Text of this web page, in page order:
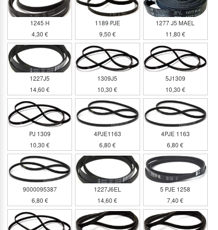
1245 H
4,30 €
1189 PJE
9,50 €
1277 J5 MAEL
11,80 €
1227J5
14,60 €
1309J5
10,30 €
5J1309
10,30 €
PJ 1309
10,30 €
4PJE1163
6,80 €
4PJE 1163
6,80 €
9000095387
6,80 €
1227J6EL
14,60 €
5 PJE 1258
7,40 €